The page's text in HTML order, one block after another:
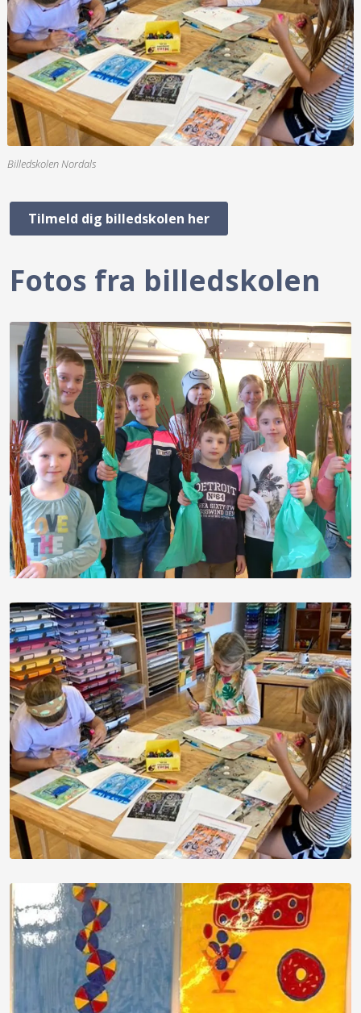
Billedskolen Nordals
Tilmeld dig billedskolen her
Fotos fra billedskolen